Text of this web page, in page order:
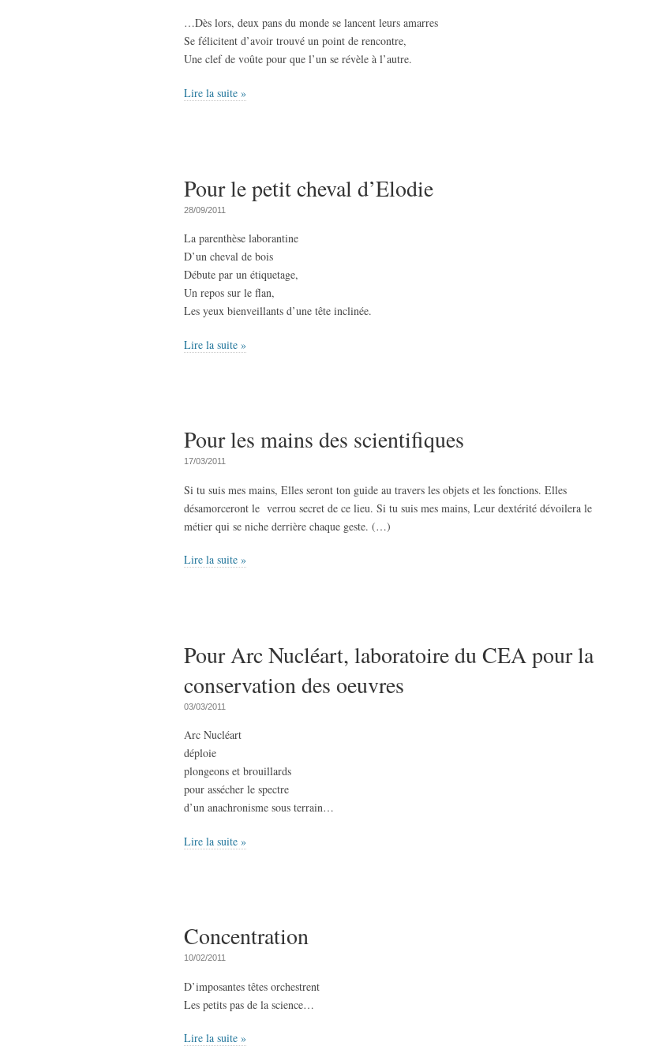
…Dès lors, deux pans du monde se lancent leurs amarres
Se félicitent d’avoir trouvé un point de rencontre,
Une clef de voûte pour que l’un se révèle à l’autre.
Lire la suite »
Pour le petit cheval d’Elodie
28/09/2011
La parenthèse laborantine
D’un cheval de bois
Débute par un étiquetage,
Un repos sur le flan,
Les yeux bienveillants d’une tête inclinée.
Lire la suite »
Pour les mains des scientifiques
17/03/2011
Si tu suis mes mains, Elles seront ton guide au travers les objets et les fonctions. Elles
désamorceront le verrou secret de ce lieu. Si tu suis mes mains, Leur dextérité dévoilera le
métier qui se niche derrière chaque geste. (…)
Lire la suite »
Pour Arc Nucléart, laboratoire du CEA pour la
conservation des oeuvres
03/03/2011
Arc Nucléart
déploie
plongeons et brouillards
pour assécher le spectre
d’un anachronisme sous terrain…
Lire la suite »
Concentration
10/02/2011
D’imposantes têtes orchestrent
Les petits pas de la science…
Lire la suite »